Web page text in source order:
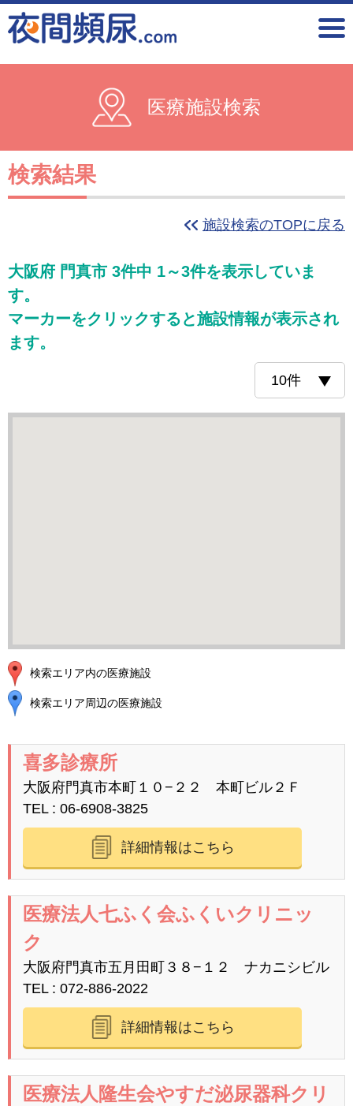
医療施設検索
検索結果
施設検索のTOPに戻る
大阪府 門真市 3件中 1～3件を表示していま
す。
マーカーをクリックすると施設情報が表示され
ます。
検索エリア内の医療施設
検索エリア周辺の医療施設
喜多診療所
大阪府門真市本町１０−２２ 本町ビル２Ｆ
TEL
06-6908-3825
詳細情報はこちら
医療法人七ふく会ふくいクリニッ
ク
大阪府門真市五月田町３８−１２ ナカニシビル
TEL
072-886-2022
詳細情報はこちら
医療法人隆生会やすだ泌尿器科クリ